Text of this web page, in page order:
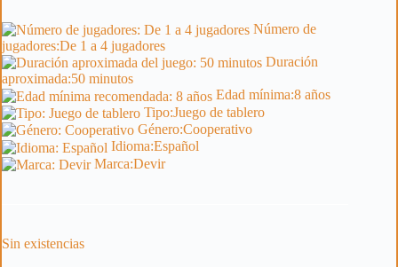
Número de
jugadores:De 1 a 4 jugadores
Duración
aproximada:50 minutos
Edad mínima:8 años
Tipo:Juego de tablero
Género:Cooperativo
Idioma:Español
Marca:Devir
Sin existencias